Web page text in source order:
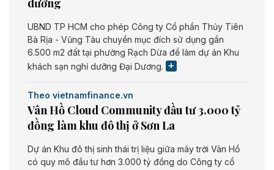
dưỡng
UBND TP HCM cho phép Công ty Cổ phần Thủy Tiên
Bà Rịa - Vũng Tàu chuyển mục đích sử dụng gần
6.500 m2 đất tại phường Rạch Dừa để làm dự án Khu
khách sạn nghỉ dưỡng Đại Dương.
Theo vietnamfinance.vn
Vân Hồ Cloud Community đầu tư 3.000 tỷ
đồng làm khu đô thị ở Sơn La
Dự án Khu đô thị sinh thái trị liệu giữa mây trời Vân Hồ
có quy mô đầu tư hơn 3.000 tỷ đồng do Công ty cổ